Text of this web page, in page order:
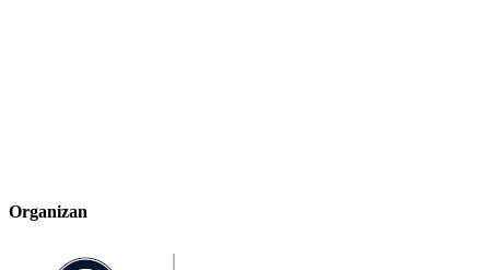
Organizan